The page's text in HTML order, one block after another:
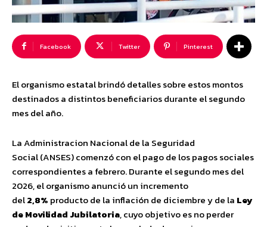
Facebook Twitter Pinterest
El organismo estatal brindó detalles sobre estos montos
destinados a distintos beneficiarios durante el segundo
mes del año.
La Administracion Nacional de la Seguridad
Social (ANSES) comenzó con el pago de los pagos sociales
correspondientes a febrero. Durante el segundo mes del
2026, el organismo anunció un incremento
del2,8% producto de la inflación de diciembre y de la Ley
de Movilidad Jubilatoria, cuyo objetivo es no perder